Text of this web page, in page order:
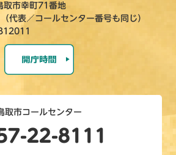
市幸町71番地
表／コールセンター番号も同じ）
取市コールセンター
22-8111